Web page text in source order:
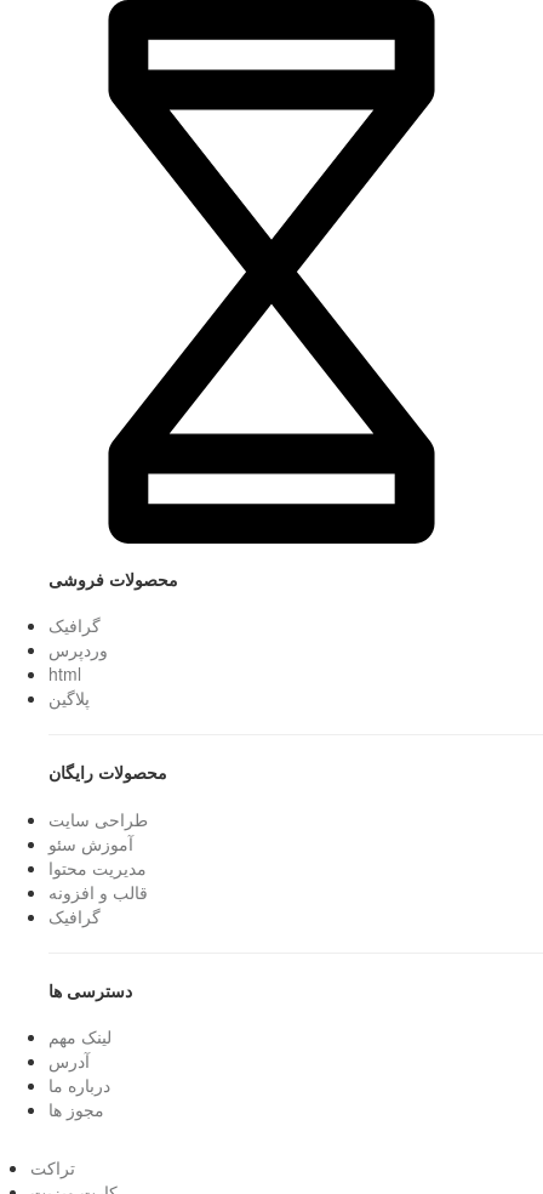
محصولات فروشی
گرافیک
وردپرس
html
پلاگین
محصولات رایگان
طراحی سایت
آموزش سئو
مدیریت محتوا
قالب و افزونه
گرافیک
دسترسی ها
لینک مهم
آدرس
درباره ما
مجوز ها
تراکت